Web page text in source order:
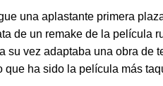
una aplastante primera
de un remake de la película
su vez adaptaba una obra de
que ha sido la película más